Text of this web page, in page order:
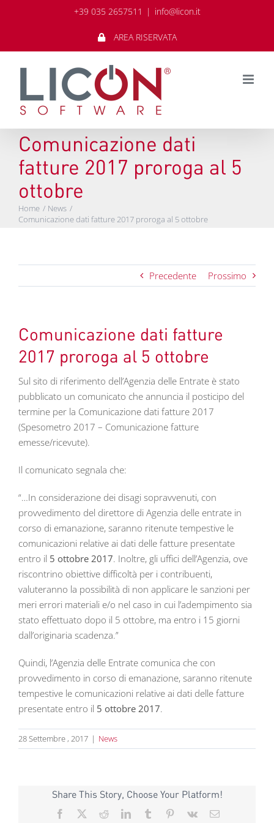
+39 035 2657511 | info@licon.it
AREA RISERVATA
Comunicazione dati
fatture 2017 proroga al 5
ottobre
Home
News
Comunicazione dati fatture 2017 proroga al 5 ottobre
Precedente Prossimo
Comunicazione dati fatture
2017 proroga al 5 ottobre
Sul sito di riferimento dell’Agenzia delle Entrate è stato
pubblicato un comunicato che annuncia il posticipo del
termine per la Comunicazione dati fatture 2017
(Spesometro 2017 – Comunicazione fatture
emesse/ricevute).
Il comunicato segnala che:
“…In considerazione dei disagi sopravvenuti, con
provvedimento del direttore di Agenzia delle entrate in
corso di emanazione, saranno ritenute tempestive le
comunicazioni relative ai dati delle fatture presentate
entro il 5 ottobre 2017. Inoltre, gli uffici dell’Agenzia, ove
riscontrino obiettive difficoltà per i contribuenti,
valuteranno la possibilità di non applicare le sanzioni per
meri errori materiali e/o nel caso in cui l’adempimento sia
stato effettuato dopo il 5 ottobre, ma entro i 15 giorni
dall’originaria scadenza.”
Quindi, l’Agenzia delle Entrate comunica che con
provvedimento in corso di emanazione, saranno ritenute
tempestive le comunicazioni relative ai dati delle fatture
presentate entro il 5 ottobre 2017.
28 Settembre , 2017 | News
Share This Story, Choose Your Platform!
Facebook RedditLinkedInTumblr Pinterest
Vk Email